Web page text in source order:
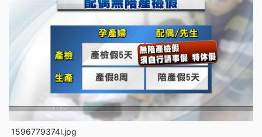
1596779374l.jpg